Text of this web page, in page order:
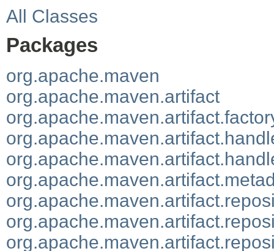
All Classes
Packages
org.apache.maven
org.apache.maven.artifact